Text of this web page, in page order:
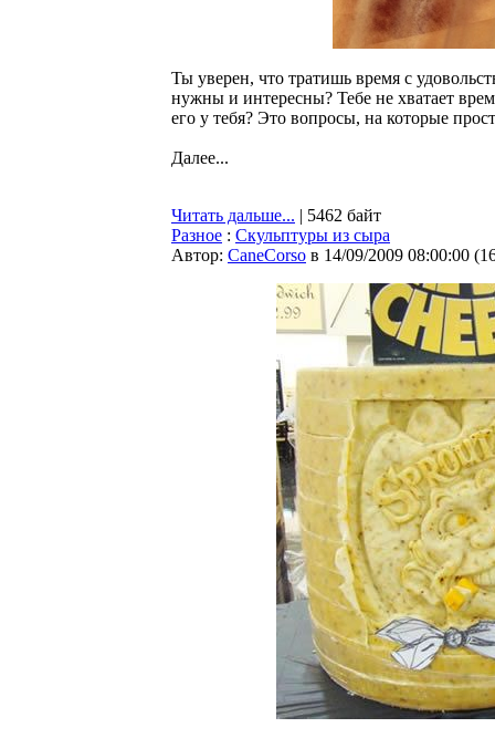
Ты уверен, что тратишь время с
нужны и интересны? Тебе не хватает
его у тебя? Это вопросы, на которые
Далее...
Читать дальше... | 5462 байт
Разное : Скульптуры из сыра
Автор: CaneCorso в 14/09/2009 08:00:00 (